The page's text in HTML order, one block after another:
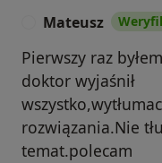
Mateusz
Pierwszy raz
doktor wyjaśnił
rozwiązania.Nie
temat.polecam